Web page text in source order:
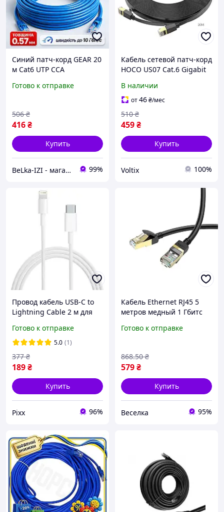
Синий патч-корд GEAR 20
м Cat6 UTP CCA
для LAN сети роутера
дома и офиса
Готово к отправке
416₴
506 ₴
Купить
BeLka-IZI - магазин электроники и товаров для дома 99%
Кабель сетевой патч-корд
HOCO US07 Cat.6 Gigabit
Плоский 20м Black (HOCO-
US07) для интернета
В наличии
от46₴/мес
459₴
510 ₴
Купить
Voltix 100%
Провод кабель USB-C to
Lightning Cable 2 м для
планшета быстрая
зарядка Белый pod
Готово к отправке
5.0 (1)
189₴
377 ₴
Купить
Pixx 96%
Кабель Ethernet RJ45 5
метров медный 1 Гбитс
игровых консолей FLAME
Готово к отправке
579₴
868.50 ₴
Купить
Веселка 95%